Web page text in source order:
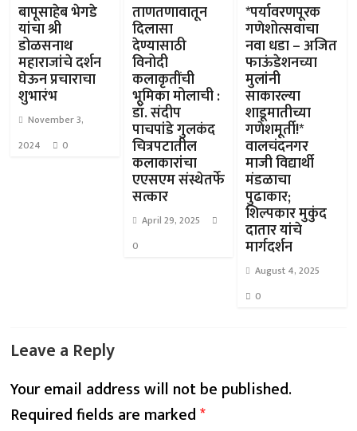
बापूसाहेब भेगडे
यांचा श्री
डोळसनाथ
महाराजांचे दर्शन
घेऊन प्रचाराचा
शुभारंभ
November 3,
2024
0
ताणतणावातून
दिलासा
देण्यासाठी
विनोदी
कलाकृतींची
भूमिका मोलाची :
डॉ. संदीप
पाचपांडे गुलकंद
चित्रपटातील
कलाकारांचा
एएसएम संस्थेतर्फे
सत्कार
April 29, 2025
0
*पर्यावरणपूरक
गणेशोत्सवाचा
नवा धडा – अजित
फाऊंडेशनच्या
मुलांनी
साकारल्या
शाडूमातीच्या
गणेशमूर्ती!*
वालचंदनगर
माजी विद्यार्थी
मंडळाचा
पुढाकार;
शिल्पकार मुकुंद
दातार यांचे
मार्गदर्शन
August 4, 2025
0
Leave a Reply
Your email address will not be published.
Required fields are marked*